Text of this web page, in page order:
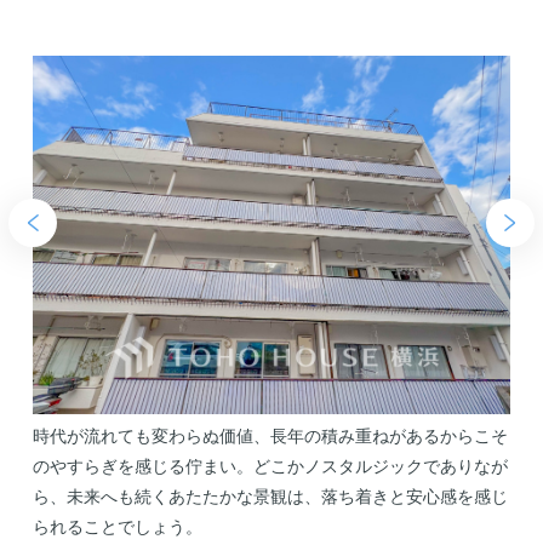
時代が流れても変わらぬ価値、長年の積み重ねがあるからこそ
のやすらぎを感じる佇まい。どこかノスタルジックでありなが
ら、未来へも続くあたたかな景観は、落ち着きと安心感を感じ
られることでしょう。